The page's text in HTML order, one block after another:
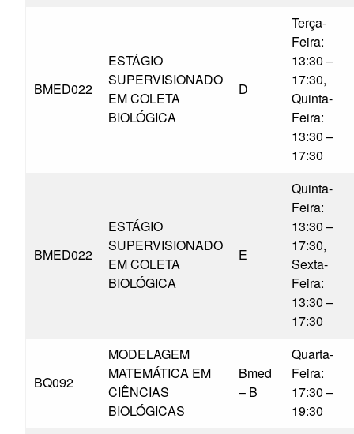
BMED022
ESTÁGIO
SUPERVISIONADO
EM COLETA
BIOLÓGICA
D
Terça-
Feira:
13:30 –
17:30,
Quinta-
Feira:
13:30 –
17:30
BMED022
ESTÁGIO
SUPERVISIONADO
EM COLETA
BIOLÓGICA
E
Quinta-
Feira:
13:30 –
17:30,
Sexta-
Feira:
13:30 –
17:30
BQ092
MODELAGEM
MATEMÁTICA EM
CIÊNCIAS
BIOLÓGICAS
Bmed
– B
Quarta-
Feira:
17:30 –
19:30